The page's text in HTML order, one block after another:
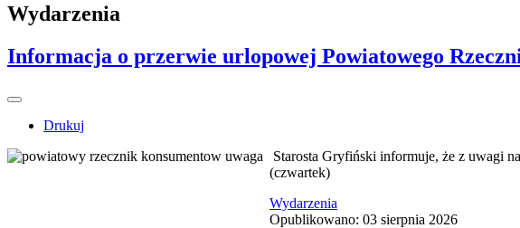
Wydarzenia
Informacja o przerwie urlopowej Powiatowego
Drukuj
Starosta Gryfiński informuje, że z uwagi
(czwartek)
Wydarzenia
Opublikowano: 03 sierpnia 2026